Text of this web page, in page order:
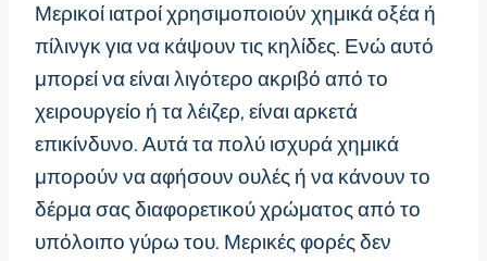
Μερικοί ιατροί χρησιμοποιούν χημικά οξέα ή
πίλινγκ για να κάψουν τις κηλίδες. Ενώ αυτό
μπορεί να είναι λιγότερο ακριβό από το
χειρουργείο ή τα λέιζερ, είναι αρκετά
επικίνδυνο. Αυτά τα πολύ ισχυρά χημικά
μπορούν να αφήσουν ουλές ή να κάνουν το
δέρμα σας διαφορετικού χρώματος από το
υπόλοιπο γύρω του. Μερικές φορές δεν